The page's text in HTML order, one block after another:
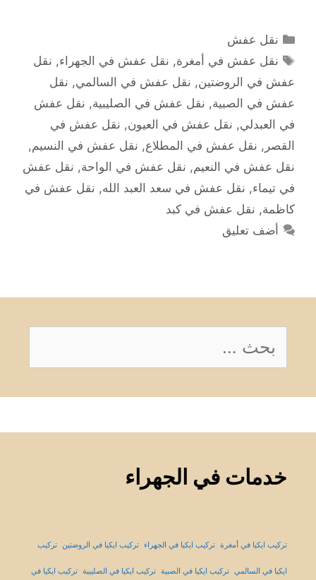
التصنيفات
نقل عفش
الوسوم
نقل عفش في أمغرة, نقل عفش في الجهراء, نقل
عفش في الروضتين, نقل عفش في السالمي, نقل
عفش في الصبية, نقل عفش في الصليبية, نقل عفش
في العبدلي, نقل عفش في العيون, نقل عفش في
القصر , نقل عفش في المطلاع, نقل عفش في النسيم,
نقل عفش في النعيم, نقل عفش في الواحة, نقل عفش
في تيماء, نقل عفش في سعد العبد الله, نقل عفش في
كاظمة, نقل عفش في كبد
أضف تعليق
البحث
عن:
خدمات في الجهراء
تركيب ايكيا في أمغرة تركيب ايكيا في الجهراء تركيب ايكيا في الروضتين تركيب
ايكيا في السالمي تركيب ايكيا في الصبية تركيب ايكيا في الصليبية تركيب ايكيا في